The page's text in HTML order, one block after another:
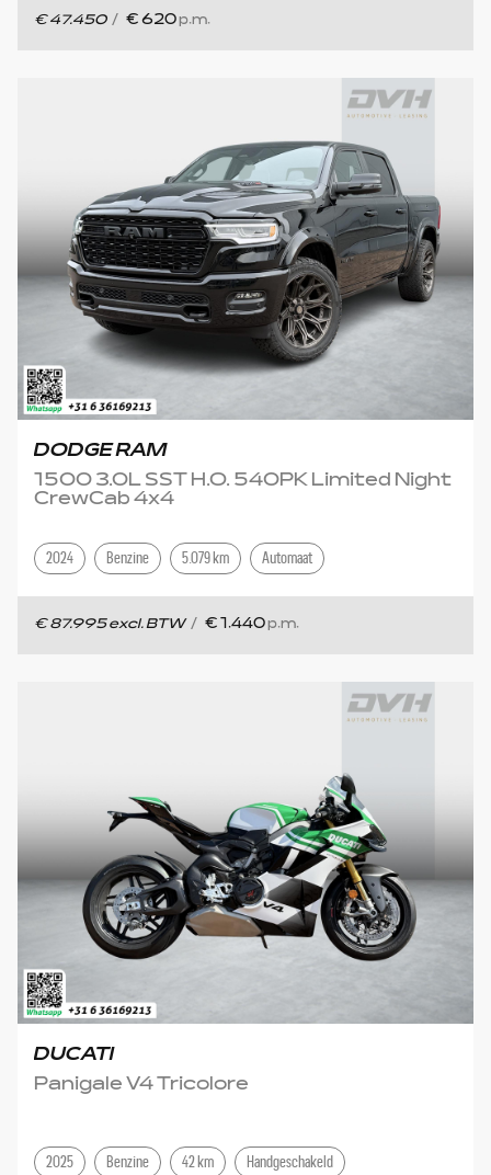
€ 47.450 / € 620 p.m.
DODGE RAM
1500 3.0L SST H.O. 540PK Limited Night
CrewCab 4x4
2024 Benzine 5.079 km Automaat
€ 87.995 excl. BTW / € 1.440 p.m.
DUCATI
Panigale V4 Tricolore
2025 Benzine 42 km Handgeschakeld